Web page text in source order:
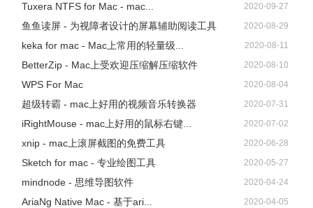
Tuxera NTFS for Mac - mac... 2020-09-27
鱼鱼读屏 - 为视障者设计的屏幕辅助阅读工具 2020-08-29
keka for mac - Mac上常用的轻量级... 2020-08-11
BetterZip - Mac上受欢迎压缩解压缩软件 2020-08-10
WPS For Mac 2020-08-04
超级转霸 - mac上好用的视频音乐转换器 2020-07-31
iRightMouse - mac上好用的鼠标右键... 2020-07-02
xnip - mac上滚屏截图的免费工具 2020-06-28
Sketch for mac - 专业绘图工具 2020-05-27
mindnode - 思维导图软件 2020-04-24
AriaNg Native Mac - 基于ari... 2020-04-05